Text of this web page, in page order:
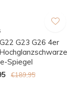
G23 G26 4er
Spiegel
€189,95